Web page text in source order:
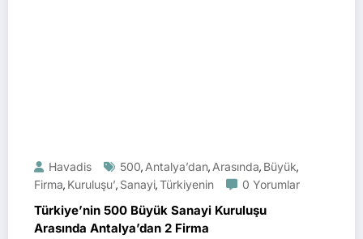
Havadis 500, Antalya’dan, Arasında, Büyük,
Firma, Kuruluşu’, Sanayi,Türkiyenin 0 Yorumlar
Türkiye’nin 500 Büyük Sanayi Kuruluşu
Arasında Antalya’dan 2 Firma